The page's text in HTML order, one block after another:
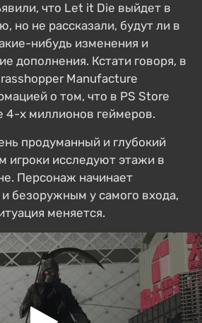
что Let it Die выйдет в
но не рассказали, будут ли в
нибудь изменения и
дополнения. Кстати говоря, в
Manufacture
о том, что в PS Store
4-х миллионов геймеров.
продуманный и глубокий
игроки исследуют этажи в
Персонаж начинает
безоружным у самого входа,
меняется.